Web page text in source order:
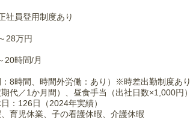
登用制度あり
万円
20時間/月
8時間、時間外労働：あり）※時差出勤制度あり
代／1か月間）、昼食手当（出社日数×1,000円）
：126日（2024年実績）
育児休業、子の看護休暇、介護休暇